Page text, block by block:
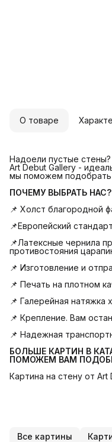
О товаре
Надоели пустые
Art Debut Gallery -
мы поможем подобрать
ПОЧЕМУ ВЫБРАТЬ НАС?
📌 Холст благородной
📌Европейский
📌Латексные чернила
противостояния
📌 Изготовление и
📌 Печать на плотном
📌 Галерейная натяжка
📌 Крепление. Вам
📌 Надежная
БОЛЬШЕ КАРТИН В
ПОМОЖЕМ ВАМ
Картина на стену от
Все картины